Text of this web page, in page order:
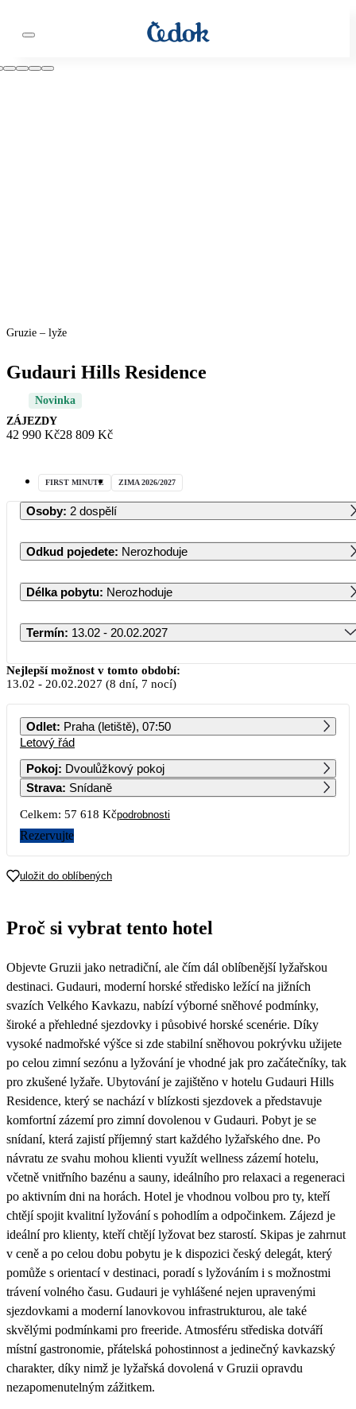
Gruzie – lyže
Gudauri Hills Residence
Novinka
ZÁJEZDY
42 990 Kč28 809 Kč
FIRST MINUTE ZIMA 2026/2027
Osoby: 2 dospělí
Odkud pojedete: Nerozhoduje
Délka pobytu: Nerozhoduje
Termín: 13.02 - 20.02.2027
Únor 2027
PO ÚT ST ČT PÁ SO NE
8
22
Nejlepší možnost v tomto období:
13.02 - 20.02.2027 (8 dní, 7 nocí)
Odlet: Praha (letiště), 07:50
Letový řád
Pokoj: Dvoulůžkový pokoj
Strava: Snídaně
Celkem: 57 618 Kčpodrobnosti
Rezervujte
uložit do oblíbených
Proč si vybrat tento hotel
Objevte Gruzii jako netradiční, ale čím dál oblíbenější lyžařskou
destinaci. Gudauri, moderní horské středisko ležící na jižních
svazích Velkého Kavkazu, nabízí výborné sněhové podmínky,
široké a přehledné sjezdovky i působivé horské scenérie. Díky
vysoké nadmořské výšce si zde stabilní sněhovou pokrývku užijete
po celou zimní sezónu a lyžování je vhodné jak pro začátečníky, tak
pro zkušené lyžaře. Ubytování je zajištěno v hotelu Gudauri Hills
Residence, který se nachází v blízkosti sjezdovek a představuje
komfortní zázemí pro zimní dovolenou v Gudauri. Pobyt je se
snídaní, která zajistí příjemný start každého lyžařského dne. Po
návratu ze svahu mohou klienti využít wellness zázemí hotelu,
včetně vnitřního bazénu a sauny, ideálního pro relaxaci a regeneraci
po aktivním dni na horách. Hotel je vhodnou volbou pro ty, kteří
chtějí spojit kvalitní lyžování s pohodlím a odpočinkem. Zájezd je
ideální pro klienty, kteří chtějí lyžovat bez starostí. Skipas je zahrnut
v ceně a po celou dobu pobytu je k dispozici český delegát, který
pomůže s orientací v destinaci, poradí s lyžováním i s možnostmi
trávení volného času. Gudauri je vyhlášené nejen upravenými
sjezdovkami a moderní lanovkovou infrastrukturou, ale také
skvělými podmínkami pro freeride. Atmosféru střediska dotváří
místní gastronomie, přátelská pohostinnost a jedinečný kavkazský
charakter, díky nimž je lyžařská dovolená v Gruzii opravdu
nezapomenutelným zážitkem.